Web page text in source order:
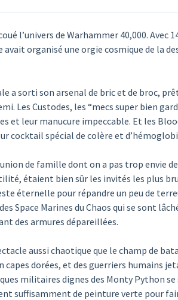
l’univers de Warhammer 40,000. Avec
organisé une orgie cosmique de la
a sorti son arsenal de bric et de broc,
Les Custodes, les “mecs super bien
et leur manucure impeccable. Et les
cocktail spécial de colère et
de famille dont on a pas trop envie
étaient bien sûr les invités les plus
éternelle pour répandre un peu de
Space Marines du Chaos qui se sont
des armures dépareillées.
aussi chaotique que le champ de
dorées, et des guerriers humains
militaires dignes des Monty Python
suffisamment de peinture verte pour